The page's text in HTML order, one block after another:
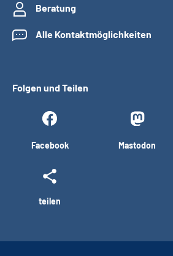
Beratung
Alle Kontaktmöglichkeiten
Folgen und Teilen
Facebook Mastodon
teilen